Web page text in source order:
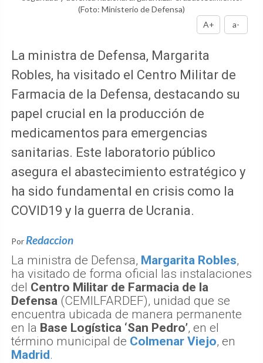
(Foto: Ministerio de Defensa)
A+
a-
La ministra de Defensa, Margarita
Robles, ha visitado el Centro Militar de
Farmacia de la Defensa, destacando su
papel crucial en la producción de
medicamentos para emergencias
sanitarias. Este laboratorio público
asegura el abastecimiento estratégico y
ha sido fundamental en crisis como la
COVID19 y la guerra de Ucrania.
Por Redaccion
La ministra de Defensa, Margarita Robles,
ha visitado de forma oficial las instalaciones
del Centro Militar de Farmacia de la
Defensa (CEMILFARDEF), unidad que se
encuentra ubicada de manera permanente
en la Base Logística ‘San Pedro’, en el
término municipal de Colmenar Viejo, en
Madrid .